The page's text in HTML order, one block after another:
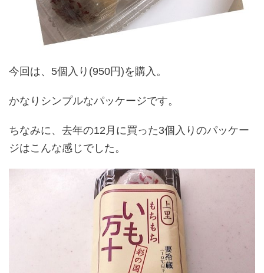
今回は、5個入り(950円)を購入。
かなりシンプルなパッケージです。
ちなみに、去年の12月に買った3個入りのパッケー
ジはこんな感じでした。